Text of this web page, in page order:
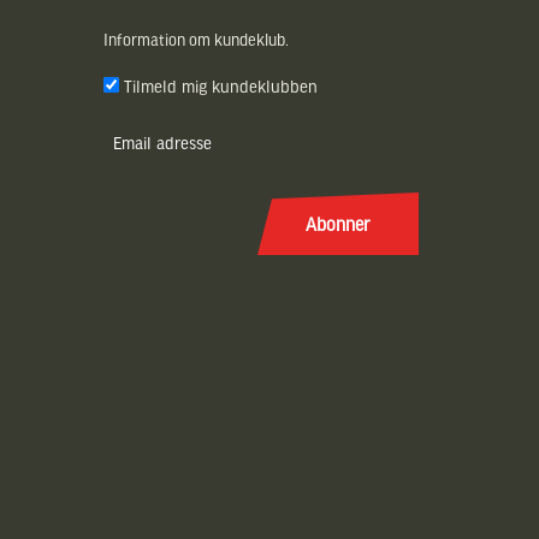
Information om kundeklub.
Tilmeld mig kundeklubben
E-
Abonner